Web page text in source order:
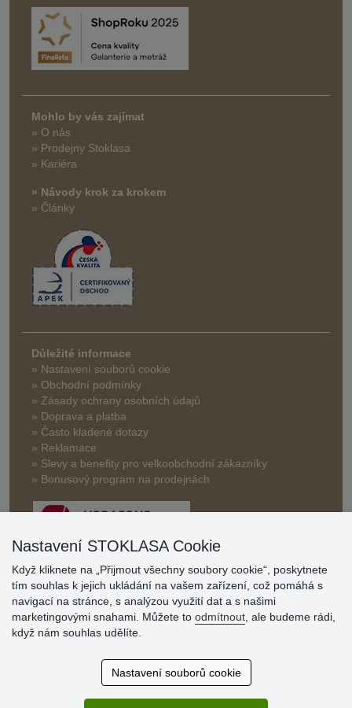
Mohlo by vás zajímat
» O nás
» Prodejny Stoklasa
» Kariéra
» Návody krok za krokem
» Články
Důležité informace
» Nastavení souborů cookie
» Obchodní podmínky
» Zásady ochrany osobních údajů
» Doprava a platba
» Často kladené dotazy
» Reklamace
» Slevy a benefity pro velkoobchodní zákazníky
» Bonusový program na prodejnách
Hodnocení
zákazníků
Super obchod, kvalitní zboží za slušné ceny. Vřele
Nastavení STOKLASA Cookie
Když kliknete na „Přijmout všechny soubory cookie“, poskytnete
tím souhlas k jejich ukládání na vašem zařízení, což pomáhá s
navigací na stránce, s analýzou využití dat a s našimi
marketingovými snahami. Můžete to odmítnout , ale budeme rádi,
když nám souhlas udělíte.
Nastavení souborů cookie